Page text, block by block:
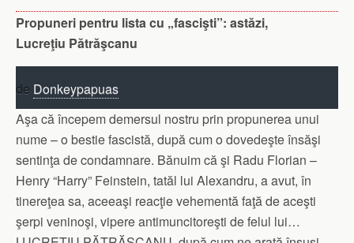
Propuneri pentru lista cu „fascişti”: astăzi,
Lucreţiu Pătrăşcanu
de Donkeypapuas
Cum domnul (fost tovarăş) Alexandru Florian – Feinstein
duce o luptă atât de „nobilă” în încercarea sa de a curăţa
România de „duhoarea” fascistă, şi cum domnia sa (fost
„tovărăşia sa”) este destul de singur iar Institutul „Elie
Wiesel” în afara banilor (foarte mulţi, mai ales dolarii) are
resurse umane destul de puţine, ne-am decis ca şi noi, cu
Aşa că începem demersul nostru prin propunerea unui
nume – o bestie fascistă, după cum o dovedeşte însăşi
sentinţa de condamnare. Bănuim că şi Radu Florian –
Henry “Harry” Feinstein, tatăl lui Alexandru, a avut, în
tinereţea sa, aceeaşi reacţie vehementă faţă de aceşti
şerpi veninoşi, vipere antimuncitoreşti de felul lui…